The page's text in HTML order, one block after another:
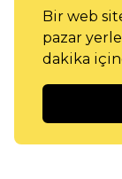
Bir web
pazar
dakika